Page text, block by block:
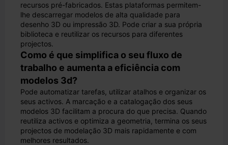
recursos pré-fabricados. Estas plataformas permitem-
lhe descarregar modelos de alta qualidade para
desenho 3D ou impressão 3D. Pode criar a sua própria
biblioteca e reutilizar os recursos para diferentes
projectos.
Como é que simplifica o seu fluxo de
trabalho e aumenta a eficiência com
modelos 3d?
Pode automatizar tarefas, utilizar atalhos e organizar os
seus activos. A marcação e a catalogação dos seus
modelos 3D facilitam a procura do que precisa. Quando
reutiliza activos e optimiza a geometria, termina os seus
projectos de modelação 3D mais rapidamente e com
melhores resultados.